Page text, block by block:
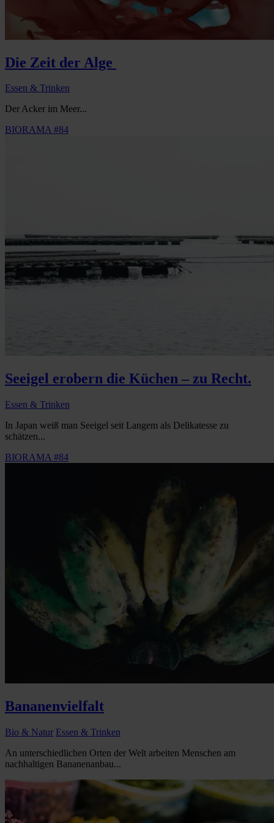
Die Zeit der Alge
Essen & Trinken
Der Acker im Meer...
BIORAMA #84
Seeigel erobern die Küchen – zu Recht.
Essen & Trinken
In Japan weiß man Seeigel seit Langem als Delikatesse zu
schätzen...
BIORAMA #84
Bananenvielfalt
Bio & Natur Essen & Trinken
An unterschiedlichen Orten der Welt arbeiten Menschen am
nachhaltigen Bananenanbau...